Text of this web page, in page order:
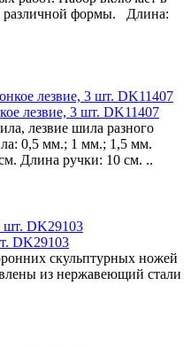
различной формы. Длина:
лезвие, 3 шт. DK11407
лезвие шила разного
0,5 мм.; 1 мм.; 1,5 мм.
Длина ручки: 10 см. ..
DK29103
скульптурных ножей
из нержавеющий стали